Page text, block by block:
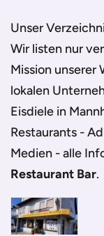
Unser
Wir listen nur
Mission unserer
lokalen
Eisdiele in
Restaurants -
Medien - alle
Restaurant Bar.